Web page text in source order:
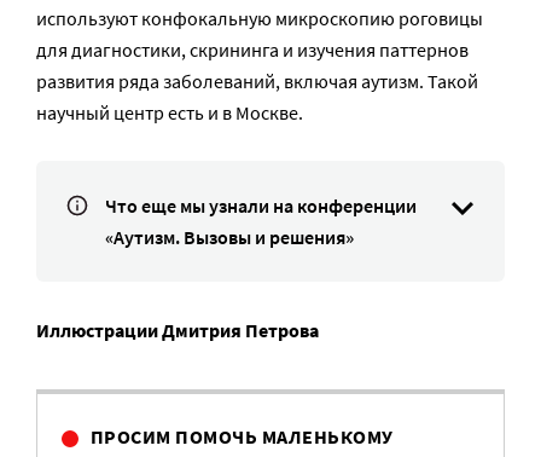
используют конфокальную микроскопию роговицы
для диагностики, скрининга и изучения паттернов
развития ряда заболеваний, включая аутизм. Такой
научный центр есть и в Москве.
Что еще мы узнали на конференции
«Аутизм. Вызовы и решения»
Иллюстрации Дмитрия Петрова
ПРОСИМ ПОМОЧЬ МАЛЕНЬКОМУ